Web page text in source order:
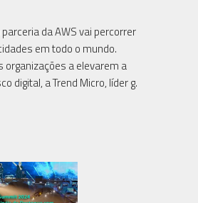
da AWS vai percorrer
em todo o mundo.
organizações a elevarem a
digital, a Trend Micro, líder g.